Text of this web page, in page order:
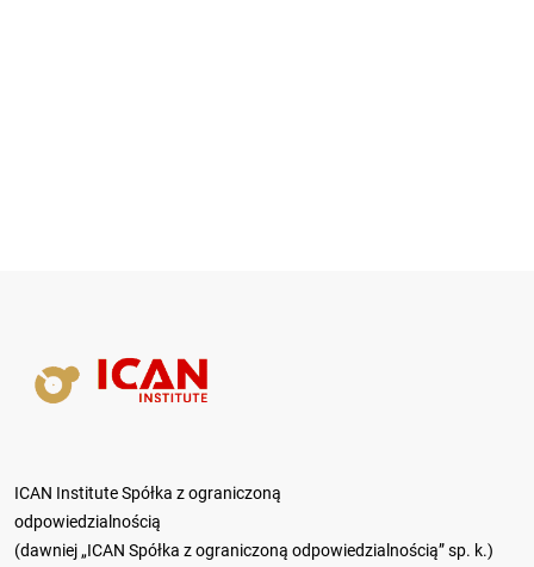
ICAN Institute Spółka z ograniczoną
odpowiedzialnością
(dawniej „ICAN Spółka z ograniczoną odpowiedzialnością” sp. k.)